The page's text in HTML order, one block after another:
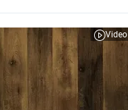
Video